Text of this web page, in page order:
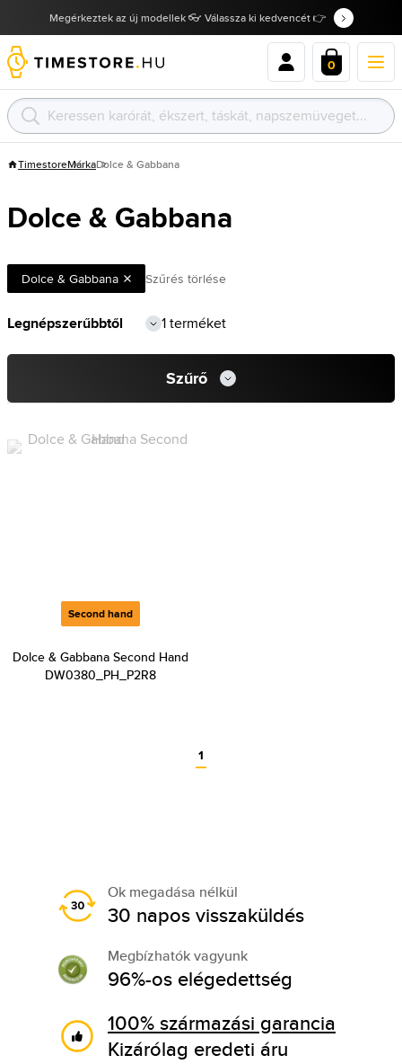
Megérkeztek az új modellek 👓 Válassza ki kedvencét 👉
0
TimestoreMárkaDolce & Gabbana
Dolce & Gabbana
Dolce & Gabbana Szűrés törlése
1 terméket
Szűrő
Second hand
Dolce & Gabbana Second Hand
DW0380_PH_P2R8
1
Ok megadása nélkül
30 napos visszaküldés
Megbízhatók vagyunk
96%-os elégedettség
100% származási garancia
Kizárólag eredeti áru